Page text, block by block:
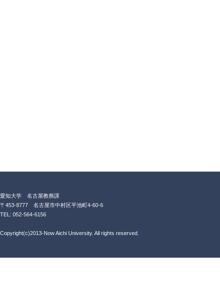
愛知大学 名古屋教務課
〒453-8777 名古屋市中村区平池町4-60-6
TEL: 052-564-6156
Copyright(c)2013-Now Aichi University. All rights reserved.